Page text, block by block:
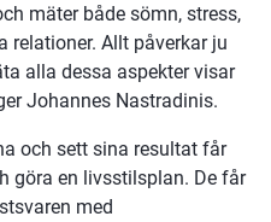
mäter både sömn, stress,
relationer. Allt påverkar ju
alla dessa aspekter visar
Johannes Nastradinis.
och sett sina resultat får
göra en livsstilsplan. De får
med